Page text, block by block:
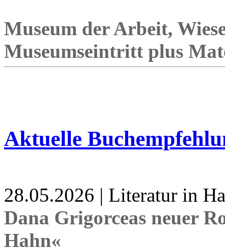
Museum der Arbeit,
Museumseintritt plus
Aktuelle
28.05.2026 | Literatur in
Dana Grigorceas neuer
Hahn«